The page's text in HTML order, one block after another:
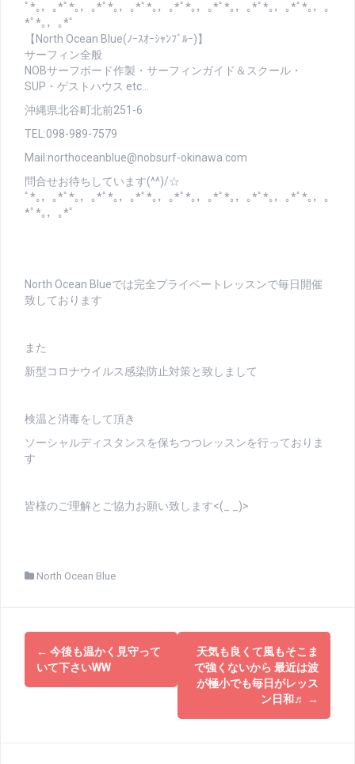
ﾟ*｡，｡*ﾟ*｡，｡*ﾟ*｡，｡*ﾟ*｡，｡*ﾟ*｡，｡*ﾟ*｡，｡*ﾟ*｡，｡*ﾟ*｡，｡
*ﾟ*｡，｡*ﾟ
【North Ocean Blue(ﾉｰｽｵｰｼｬﾝﾌﾞﾙｰ)】
サーフィン全般
NOBサーフボード作製・サーフィンガイド＆スクール・
SUP・ゲストハウス etc…
沖縄県北谷町北前251-6
TEL:098-989-7579
Mail:northoceanblue@nobsurf-okinawa.com
問合せお待ちしています(^^)/☆
ﾟ*｡，｡*ﾟ*｡，｡*ﾟ*｡，｡*ﾟ*｡，｡*ﾟ*｡，｡*ﾟ*｡，｡*ﾟ*｡，｡*ﾟ*｡，｡
*ﾟ*｡，｡*ﾟ
North Ocean Blueでは完全プライベートレッスンで毎日開催
致しております
また
新型コロナウイルス感染防止対策と致しまして
検温と消毒をして頂き
ソーシャルディスタンスを保ちつつレッスンを行っておりま
す
皆様のご理解とご協力お願い致します<(_ _)>
North Ocean Blue
投
稿
← 今後も温かく見守って
いて下さいWW
天気も良くて風もそこま
で強くないから 最近は波
が極小でも毎日がレッス
ン日和♬
→